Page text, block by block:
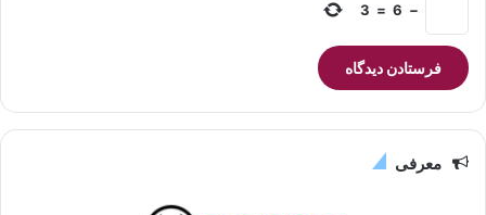
−
6
=
3
معرفی